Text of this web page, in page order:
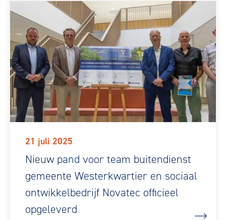
21 juli 2025
Nieuw pand voor team buitendienst
gemeente Westerkwartier en sociaal
ontwikkelbedrijf Novatec officieel
opgeleverd